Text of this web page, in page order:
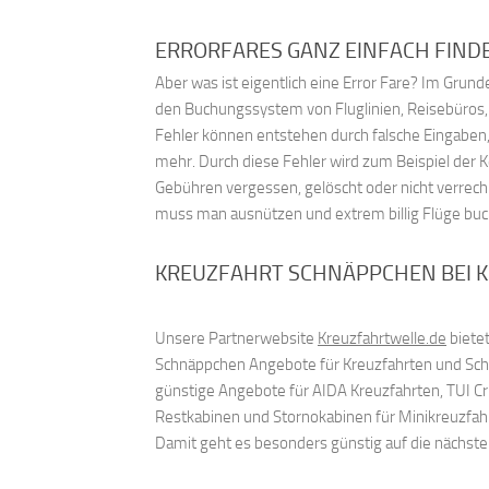
ERRORFARES GANZ EINFACH
Aber was ist eigentlich eine Error Fare? Im
den Buchungssystem von Fluglinien,
Fehler können entstehen durch falsche
mehr. Durch diese Fehler wird zum Beispiel der
Gebühren vergessen, gelöscht oder nicht
muss man ausnützen und extrem billig Flüge
KREUZFAHRT SCHNÄPPCHEN BEI
Unsere Partnerwebsite Kreuzfahrtwelle.de
Schnäppchen Angebote für Kreuzfahrten und
günstige Angebote für AIDA Kreuzfahrten, TUI
Restkabinen und Stornokabinen für
Damit geht es besonders günstig auf die